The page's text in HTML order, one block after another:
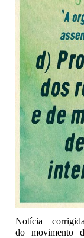
Notícia
do movimento